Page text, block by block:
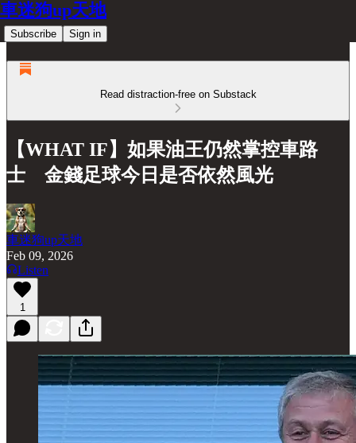
車迷狗up天地
Subscribe Sign in
Read distraction-free on Substack
【WHAT IF】如果油王仍然掌控車路
士 金錢足球今日是否依然風光
車迷狗up天地
Feb 09, 2026
Listen
1